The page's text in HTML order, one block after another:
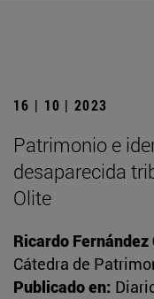
16 | 10 | 2023
Patrimonio e
desaparecida
Olite
Ricardo Fernández
Cátedra de
Publicado en: